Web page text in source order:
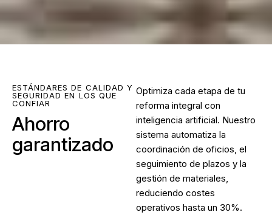
ESTÁNDARES DE CALIDAD Y
SEGURIDAD EN LOS QUE
CONFIAR
Ahorro
garantizado
Optimiza cada etapa de tu
reforma integral con
inteligencia artificial. Nuestro
sistema automatiza la
coordinación de oficios, el
seguimiento de plazos y la
gestión de materiales,
reduciendo costes
operativos hasta un 30%.